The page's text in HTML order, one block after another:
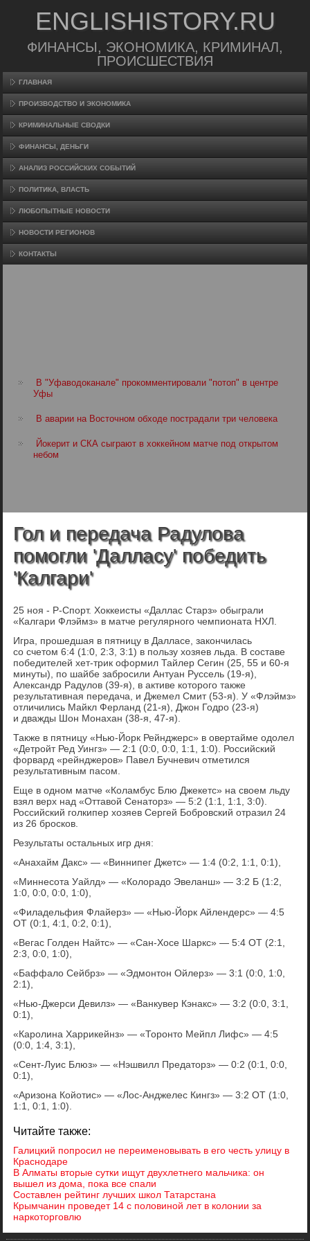
ENGLISHISTORY.RU
ФИНАНСЫ, ЭКОНОМИКА, КРИМИНАЛ,
ПРОИСШЕСТВИЯ
ГЛАВНАЯ
ПРОИЗВΟДСТВО И ЭКОНОМИКА
КРИМИНАЛЬНЫЕ СВОДКИ
ФИНАНСЫ, ДЕНЬГИ
АНАЛИЗ РОССИЙСКИХ СОБЫТИЙ
ПОЛИТИКА, ВЛАСТЬ
ЛЮБОПЫТНЫЕ НОВОСТИ
НОВОСТИ РЕГИОНОВ
КОНТАКТЫ
В "Уфаводоканале" прокомментировали "потоп" в центре
Уфы
В аварии на Восточном обходе пострадали три человека
Йокерит и СКА сыграют в хоккейном матче под открытом
небом
Гол и передача Радулова
помогли 'Далласу' победить
'Калгари'
25 ноя - Р-Спорт. Хоккеисты «Даллас Старз» обыграли
«Калгари Флэймз» в матче регулярного чемпионата НХЛ.
Игра, прошедшая в пятницу в Далласе, закончилась
со счетом 6:4 (1:0, 2:3, 3:1) в пользу хозяев льда. В составе
победителей хет-трик оформил Тайлер Сегин (25, 55 и 60-я
минуты), по шайбе забросили Антуан Руссель (19-я),
Александр Радулов (39-я), в активе которого также
результативная передача, и Джемел Смит (53-я). У «Флэймз»
отличились Майкл Ферланд (21-я), Джон Годро (23-я)
и дважды Шон Монахан (38-я, 47-я).
Также в пятницу «Нью-Йорк Рейнджерс» в овертайме одолел
«Детройт Ред Уингз» — 2:1 (0:0, 0:0, 1:1, 1:0). Российский
форвард «рейнджеров» Павел Бучневич отметился
результативным пасом.
Еще в одном матче «Коламбус Блю Джекетс» на своем льду
взял верх над «Оттавой Сенаторз» — 5:2 (1:1, 1:1, 3:0).
Российский голкипер хозяев Сергей Бобровский отразил 24
из 26 бросков.
Результаты остальных игр дня:
«Анахайм Дакс» — «Виннипег Джетс» — 1:4 (0:2, 1:1, 0:1),
«Миннесота Уайлд» — «Колорадо Эвеланш» — 3:2 Б (1:2,
1:0, 0:0, 0:0, 1:0),
«Филадельфия Флайерз» — «Нью-Йорк Айлендерс» — 4:5
ОТ (0:1, 4:1, 0:2, 0:1),
«Вегас Голден Найтс» — «Сан-Хосе Шаркс» — 5:4 ОТ (2:1,
2:3, 0:0, 1:0),
«Баффало Сейбрз» — «Эдмонтон Ойлерз» — 3:1 (0:0, 1:0,
2:1),
«Нью-Джерси Девилз» — «Ванкувер Кэнакс» — 3:2 (0:0, 3:1,
0:1),
«Каролина Харрикейнз» — «Торонто Мейпл Лифс» — 4:5
(0:0, 1:4, 3:1),
«Сент-Луис Блюз» — «Нэшвилл Предаторз» — 0:2 (0:1, 0:0,
0:1),
«Аризона Койотис» — «Лос-Анджелес Кингз» — 3:2 ОТ (1:0,
1:1, 0:1, 1:0).
Читайте также:
Галицкий попросил не переименовывать в его честь улицу в
Краснодаре
В Алматы вторые сутки ищут двухлетнего мальчика: он
вышел из дома, пока все спали
Составлен рейтинг лучших школ Татарстана
Крымчанин проведет 14 с половиной лет в колонии за
наркоторговлю